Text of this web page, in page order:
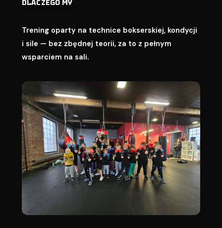
DLACZEGO MY
Trening oparty na technice bokserskiej, kondycji
i sile — bez zbędnej teorii, za to z pełnym
wsparciem na sali.